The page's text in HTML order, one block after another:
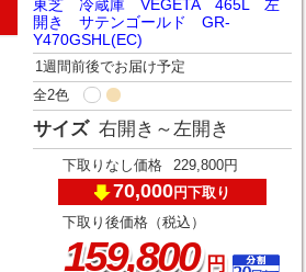
東芝 冷蔵庫 VEGETA 465L 左
開き サテンゴールド GR-
Y470GSHL(EC)
1週間前後でお届け予定
全2色
サイズ 右開き～左開き
下取りなし価格 229,800円
70,000円下取り
下取り後価格（税込）
159,800円